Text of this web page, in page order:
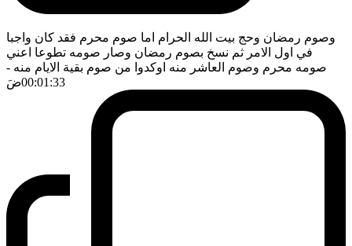
وصوم رمضان وحج بيت الله الحرام اما صوم محرم فقد كان واجبا
في اول الامر ثم نسخ بصوم رمضان وصار صومه تطوعا اعني
صومه محرم وصوم العاشر منه اوكدوا من صوم بقية الايام منه -
00:01:33ضَ